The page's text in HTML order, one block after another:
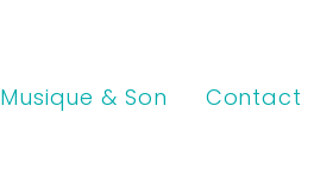
Musique & Son Contact